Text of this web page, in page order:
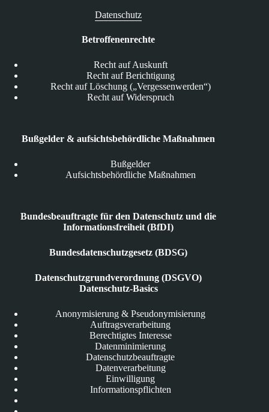
Datenschutz
Betroffenenrechte
Recht auf Auskunft
Recht auf Berichtigung
Recht auf Löschung („Vergessenwerden“)
Recht auf Widerspruch
Bußgelder & aufsichtsbehördliche Maßnahmen
Bußgelder
Aufsichtsbehördliche Maßnahmen
Bundesbeauftragte für den Datenschutz und die
Informationsfreiheit (BfDI)
Bundesdatenschutzgesetz (BDSG)
Datenschutzgrundverordnung (DSGVO)
Datenschutz-Basics
Anonymisierung & Pseudonymisierung
Auftragsverarbeitung
Berechtigtes Interesse
Datenminimierung
Datenschutzbeauftragte
Datenverarbeitung
Einwilligung
Informationspflichten